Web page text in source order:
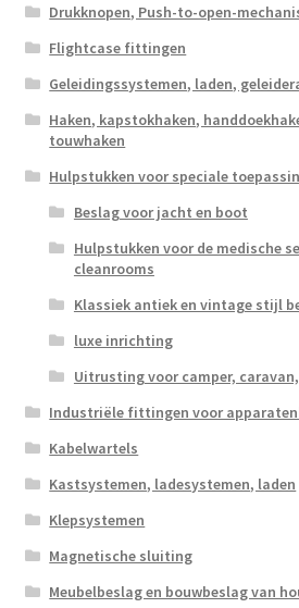
Drukknopen, Push-to-open-
Flightcase fittingen
Geleidingssystemen, laden,
Haken, kapstokhaken,
touwhaken
Hulpstukken voor speciale
Beslag voor jacht en boot
Hulpstukken voor de medische
cleanrooms
Klassiek antiek en vintage stijl
luxe inrichting
Uitrusting voor camper,
Industriële fittingen voor
Kabelwartels
Kastsystemen, ladesystemen, laden
Klepsystemen
Magnetische sluiting
Meubelbeslag en bouwbeslag van